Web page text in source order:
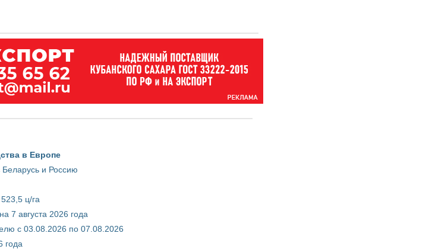
в Европе
и Россию
ц/га
7 августа 2026 года
с 03.08.2026 по 07.08.2026
года